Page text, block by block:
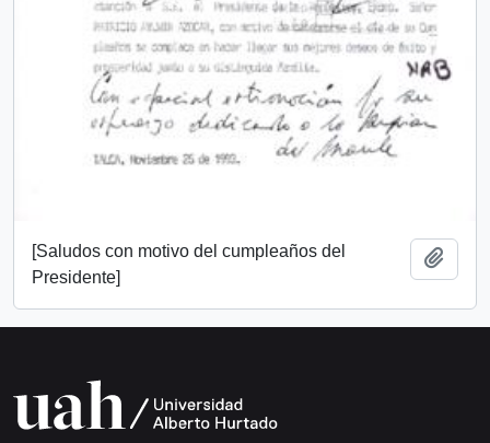
[Saludos con motivo del cumpleaños del
Presidente]